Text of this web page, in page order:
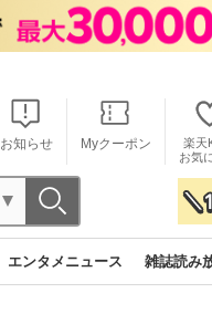
お知らせ Myクーポン
楽天
お気
エンタメニュース 雑誌読み